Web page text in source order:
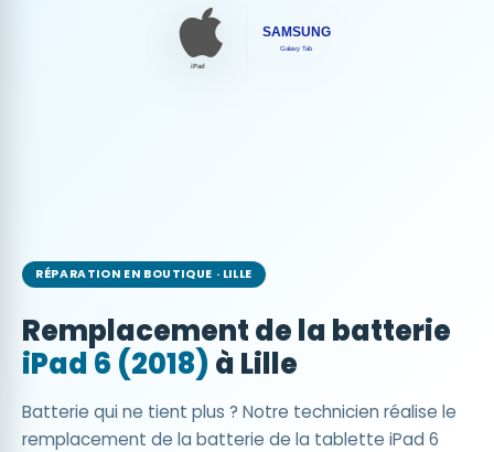
RÉPARATION EN BOUTIQUE · LILLE
Remplacement de la batterie
iPad 6 (2018) à Lille
Batterie qui ne tient plus ? Notre technicien réalise le
remplacement de la batterie de la tablette iPad 6